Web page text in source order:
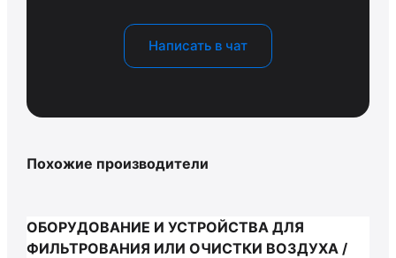
Написать в чат
Похожие производители
ОБОРУДОВАНИЕ И УСТРОЙСТВА ДЛЯ
ФИЛЬТРОВАНИЯ ИЛИ ОЧИСТКИ ВОЗДУХА /